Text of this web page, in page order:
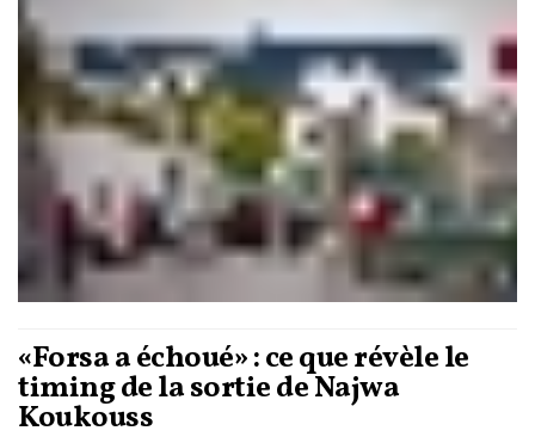
en charge.
«Forsa a échoué» : ce que révèle le
timing de la sortie de Najwa
Koukouss